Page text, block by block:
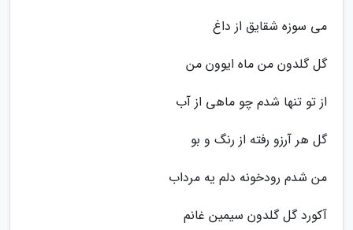
می سوزه شقایق از داغ
گل گلدون من ماه ایوون من
از تو تنها شدم چو ماهی از آب
گل هر آرزو رفته از رنگ و بو
من شدم رودخونه دلم یه مرداب
آکورد گل گلدون سیمین غانم